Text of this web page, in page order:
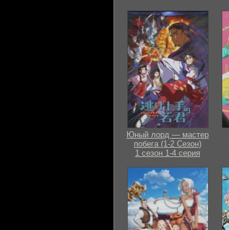
Юный лорд — мастер
побега (1-2 Сезон)
1 сезон 1-4 серия